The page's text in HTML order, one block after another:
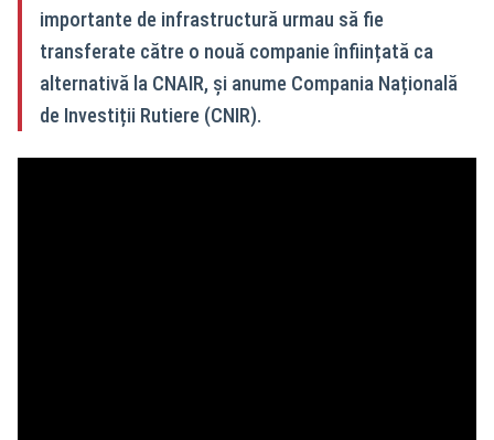
importante de infrastructură urmau să fie
transferate către o nouă companie înființată ca
alternativă la CNAIR, și anume Compania Națională
de Investiții Rutiere (CNIR).